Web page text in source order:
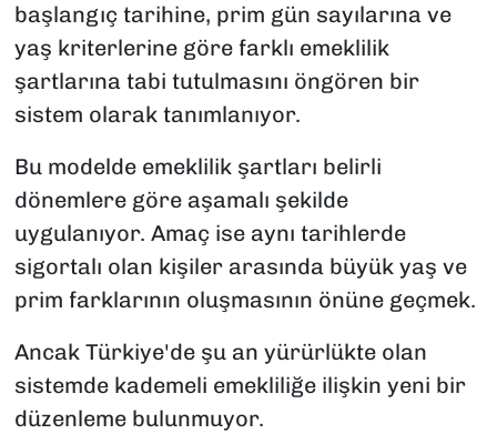
başlangıç tarihine, prim gün sayılarına ve
yaş kriterlerine göre farklı emeklilik
şartlarına tabi tutulmasını öngören bir
sistem olarak tanımlanıyor.
Bu modelde emeklilik şartları belirli
dönemlere göre aşamalı şekilde
uygulanıyor. Amaç ise aynı tarihlerde
sigortalı olan kişiler arasında büyük yaş ve
prim farklarının oluşmasının önüne geçmek.
Ancak Türkiye'de şu an yürürlükte olan
sistemde kademeli emekliliğe ilişkin yeni bir
düzenleme bulunmuyor.